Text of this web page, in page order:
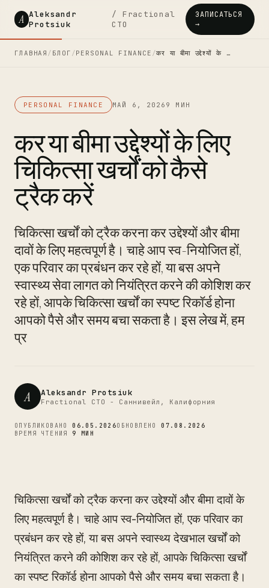
A Aleksandr
Protsiuk
/ Fractional
CTO
ЗАПИСАТЬСЯ
→
ГЛАВНАЯ / БЛОГ /PERSONAL FINANCE /कर या बीमा उद्देश्यों के …
PERSONAL FINANCE МАЙ 6, 2026 9 МИН
कर या बीमा उद्देश्यों के लिए
चिकित्सा खर्चों को कैसे
ट्रैक करें
चिकित्सा खर्चों को ट्रैक करना कर उद्देश्यों और बीमा
दावों के लिए महत्वपूर्ण है। चाहे आप स्व-नियोजित हों,
एक परिवार का प्रबंधन कर रहे हों, या बस अपने
स्वास्थ्य सेवा लागत को नियंत्रित करने की कोशिश कर
रहे हों, आपके चिकित्सा खर्चों का स्पष्ट रिकॉर्ड होना
आपको पैसे और समय बचा सकता है। इस लेख में, हम
प्र
A Aleksandr Protsiuk
Fractional CTO - Саннивейл, Калифорния
ОПУБЛИКОВАНО06.05.2026ОБНОВЛЕНО07.08.2026
ВРЕМЯ ЧТЕНИЯ 9 МИН
चिकित्सा खर्चों को ट्रैक करना कर उद्देश्यों और बीमा दावों के
लिए महत्वपूर्ण है। चाहे आप स्व-नियोजित हों, एक परिवार का
प्रबंधन कर रहे हों, या बस अपने स्वास्थ्य देखभाल खर्चों को
नियंत्रित करने की कोशिश कर रहे हों, आपके चिकित्सा खर्चों
का स्पष्ट रिकॉर्ड होना आपको पैसे और समय बचा सकता है।